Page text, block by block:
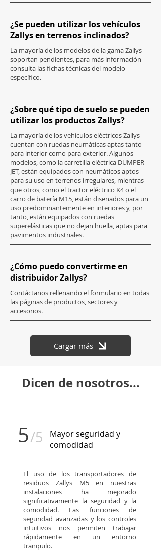
¿Se pueden utilizar los vehículos
Zallys en terrenos inclinados?
La mayoría de los modelos de la gama Zallys
soportan pendientes, para más información
consulta las fichas técnicas del modelo
específico.
¿Sobre qué tipo de suelo se pueden
utilizar los productos Zallys?
La mayoría de los vehículos eléctricos Zallys
cuentan con ruedas neumáticas aptas tanto
para interior como para exterior. Algunos
modelos, como la carretilla eléctrica DUMPER-
JET, están equipados con neumáticos aptos
para su uso en terrenos irregulares, mientras
que otros, como el tractor eléctrico K4 o el
carro de batería M15, están diseñados para un
uso predominantemente en interiores y, por
tanto, están equipados con ruedas
superelásticas que no dejan huella, aptas para
pavimentos industriales.
¿Cómo puedo convertirme en
distribuidor Zallys?
Contáctanos rellenando el formulario en todas
las páginas de productos, sectores y
accesorios.
Cargar más
Dicen de nosotros...
Mayor seguridad y
comodidad
/5
5
El uso de los transportadores de
residuos Zallys M5 en nuestras
instalaciones ha mejorado
significativamente la seguridad y la
comodidad. Las funciones de
seguridad avanzadas y los controles
intuitivos nos permiten trabajar
rápidamente en un entorno
tranquilo.